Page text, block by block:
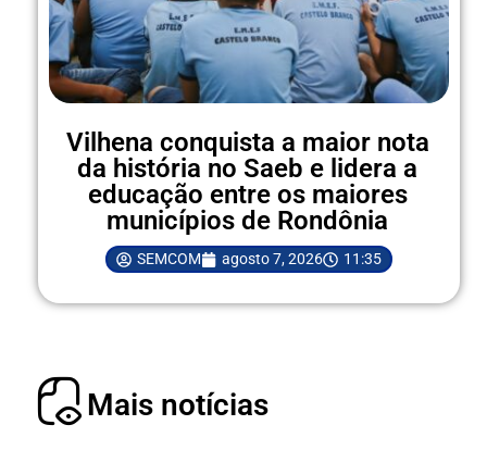
Vilhena conquista a maior nota
da história no Saeb e lidera a
educação entre os maiores
municípios de Rondônia
SEMCOM agosto 7, 2026 11:35
Mais notícias